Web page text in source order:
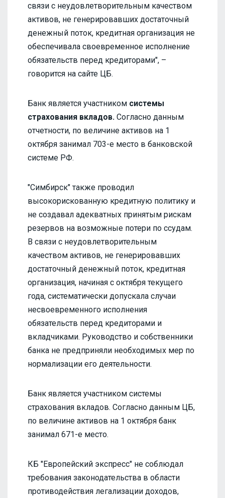
связи с неудовлетворительным качеством
активов, не генерировавших достаточный
денежный поток, кредитная организация не
обеспечивала своевременное исполнение
обязательств перед кредиторами", –
говорится на сайте ЦБ.
Банк является участником системы
страхования вкладов. Согласно данным
отчетности, по величине активов на 1
октября занимал 703-е место в банковской
системе РФ.
"Симбирск" также проводил
высокорискованную кредитную политику и
не создавал адекватных принятым рискам
резервов на возможные потери по ссудам.
В связи с неудовлетворительным
качеством активов, не генерировавших
достаточный денежный поток, кредитная
организация, начиная с октября текущего
года, систематически допускала случаи
несвоевременного исполнения
обязательств перед кредиторами и
вкладчиками. Руководство и собственники
банка не предприняли необходимых мер по
нормализации его деятельности.
Банк является участником системы
страхования вкладов. Согласно данным ЦБ,
по величине активов на 1 октября банк
занимал 671-е место.
КБ "Европейский экспресс" не соблюдал
требования законодательства в области
противодействия легализации доходов,